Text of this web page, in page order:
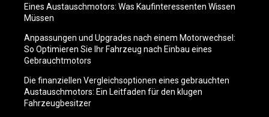
Eines Austauschmotors: Was Kaufinteressenten Wissen
Müssen
Anpassungen und Upgrades nach einem Motorwechsel:
So Optimieren Sie Ihr Fahrzeug nach Einbau eines
Gebrauchtmotors
Die finanziellen Vergleichsoptionen eines gebrauchten
Austauschmotors: Ein Leitfaden für den klugen
Fahrzeugbesitzer